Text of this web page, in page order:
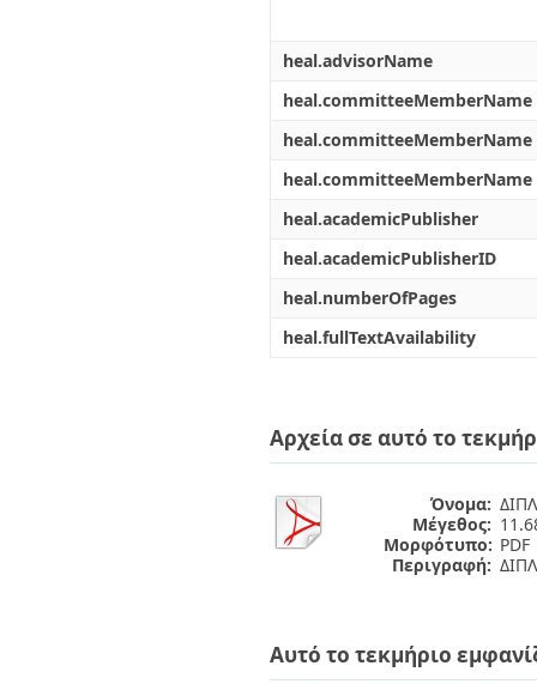
heal.advisorName
heal.committeeMemberName
heal.committeeMemberName
heal.committeeMemberName
heal.academicPublisher
heal.academicPublisherID
heal.numberOfPages
heal.fullTextAvailability
Αρχεία σε αυτό το
Όνομα:
Μέγεθος:
Μορφότυπο: PDF
Περιγραφή:
Αυτό το τεκμήριο